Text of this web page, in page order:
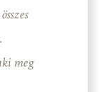
meg